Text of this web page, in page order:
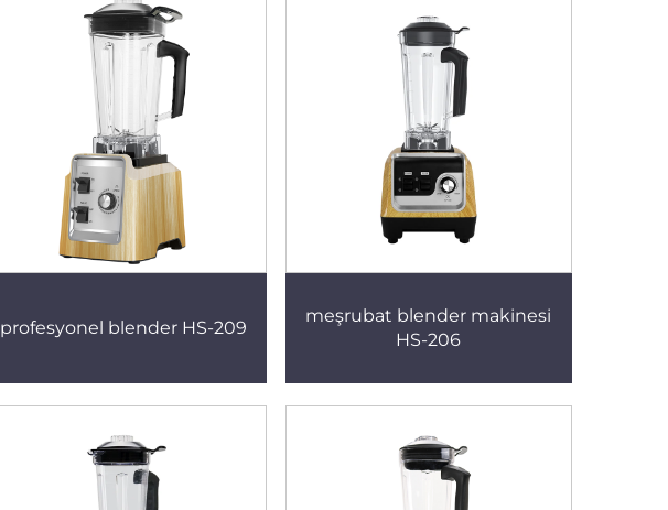
profesyonel blender HS-209
meşrubat blender makinesi
HS-206